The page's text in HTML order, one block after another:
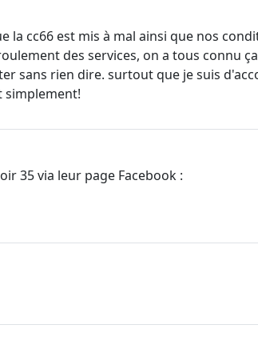
la cc66 est mis à mal ainsi que nos
des services, on a tous connu
sans rien dire. surtout que je suis
simplement!
35 via leur page Facebook :